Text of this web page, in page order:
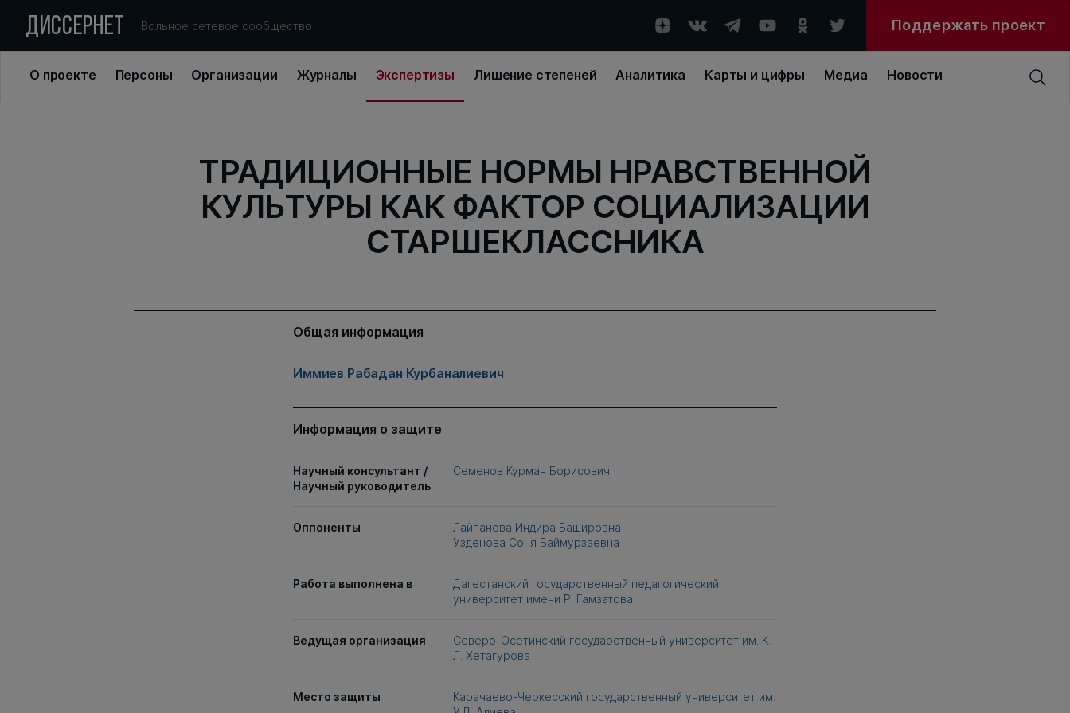
ДИССЕРНЕТ Вольное сетевое сообщество Поддержать проект
О проекте Персоны Организации Журналы Экспертизы Лишение степеней Аналитика Карты и цифры Медиа Новости
ТРАДИЦИОННЫЕ НОРМЫ НРАВСТВЕННОЙ
КУЛЬТУРЫ КАК ФАКТОР СОЦИАЛИЗАЦИИ
СТАРШЕКЛАССНИКА
Общая информация
Иммиев Рабадан Курбаналиевич
Информация о защите
Научный консультант /
Научный руководитель
Семенов Курман Борисович
Оппоненты
Лайпанова Индира Башировна
Узденова Соня Баймурзаевна
Работа выполнена в
Дагестанский государственный педагогический
университет имени Р. Гамзатова
Ведущая организация
Северо-Осетинский государственный университет им. К.
Л. Хетагурова
Место защиты
Карачаево-Черкесский государственный университет им.